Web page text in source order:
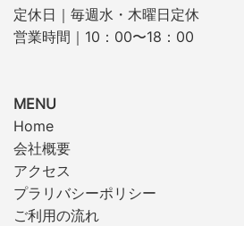
定休日｜毎週水・木曜日定休
営業時間｜10：00〜18：00
MENU
Home
会社概要
アクセス
プラリバシーポリシー
ご利用の流れ